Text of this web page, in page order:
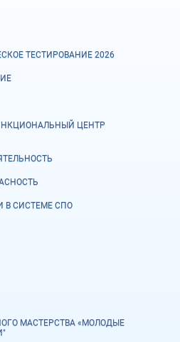
ТЕСТИРОВАНИЕ 2026
ЦЕНТР
В СИСТЕМЕ СПО
МАСТЕРСТВА «МОЛОДЫЕ